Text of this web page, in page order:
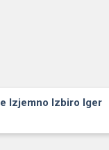
Izjemno Izbiro Iger